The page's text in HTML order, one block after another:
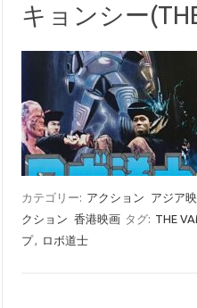
キョンシー
カテゴリー: アクション アジア
クション 香港映画 タグ: THE
プ, ロボ道士